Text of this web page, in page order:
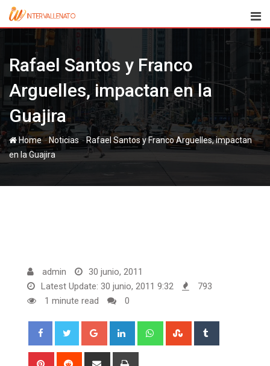
Skip
Rafael Santos y Franco
Arguelles, impactan en la
Guajira
Home-Noticias-Rafael Santos y Franco Arguelles, impactan
en la Guajira
admin
30 junio, 2011
Latest Update: 30 junio, 2011 9:32
793
1 minute read
0
Google+ LinkedIn WhatsappStumbleUpon
Pinterest Reddit
Share